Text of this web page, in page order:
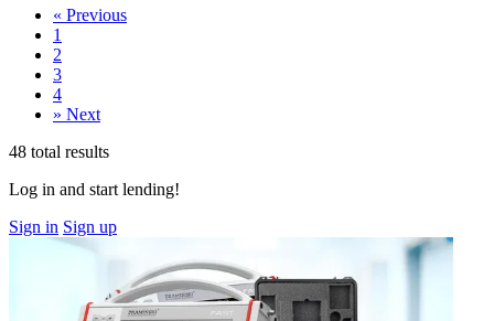
« Previous
1
2
3
4
» Next
48 total results
Log in and start lending!
Sign in Sign up